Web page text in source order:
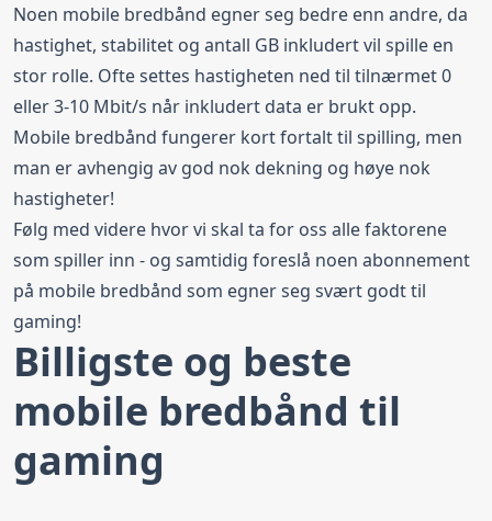
Noen mobile bredbånd egner seg bedre enn andre, da
hastighet, stabilitet og antall GB inkludert vil spille en
stor rolle. Ofte settes hastigheten ned til tilnærmet 0
eller 3-10 Mbit/s når inkludert data er brukt opp.
Mobile bredbånd fungerer kort fortalt til spilling, men
man er avhengig av god nok dekning og høye nok
hastigheter!
Følg med videre hvor vi skal ta for oss alle faktorene
som spiller inn - og samtidig foreslå noen abonnement
på mobile bredbånd som egner seg svært godt til
gaming!
Billigste og beste
mobile bredbånd til
gaming